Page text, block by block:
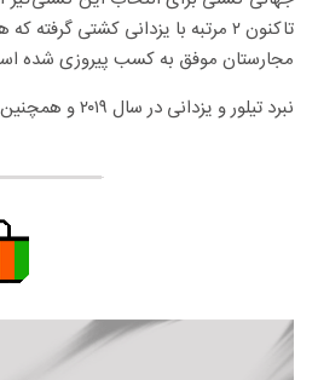
تاکنون ۲ مرتبه با یزدانی کشتی
مجارستان موفق به کسب پیروزی شده
نبرد تیلور و یزدانی در سال ۲۰۱۹ و همچنین المپیک ۲۰۲۰ دیدنی‌تر از قبل خواهد بود.